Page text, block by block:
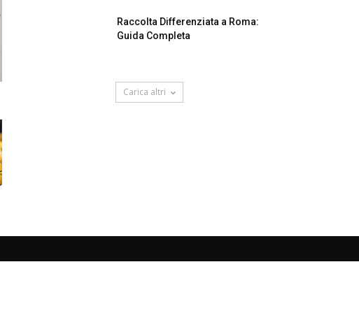
Raccolta Differenziata a Roma:
Guida Completa
Carica altri